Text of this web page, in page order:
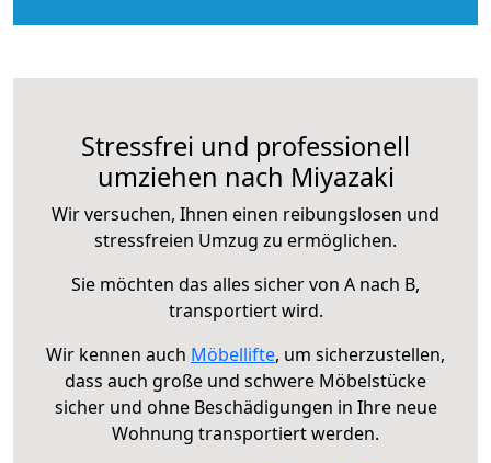
Stressfrei und professionell
umziehen nach Miyazaki
Wir versuchen, Ihnen einen reibungslosen und
stressfreien Umzug zu ermöglichen.
Sie möchten das alles sicher von A nach B,
transportiert wird.
Wir kennen auch Möbellifte, um sicherzustellen,
dass auch große und schwere Möbelstücke
sicher und ohne Beschädigungen in Ihre neue
Wohnung transportiert werden.